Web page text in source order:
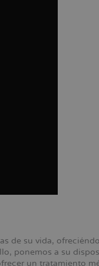
de su vida,
ponemos a su
un tratamiento